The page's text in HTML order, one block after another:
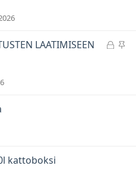
u
t
L
P
LAATIMISEEN
kattoboksi